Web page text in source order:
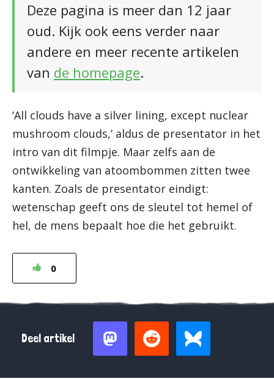
Deze pagina is meer dan 12 jaar
oud. Kijk ook eens verder naar
andere en meer recente artikelen
van de homepage.
‘All clouds have a silver lining, except nuclear
mushroom clouds,’ aldus de presentator in het
intro van dit filmpje. Maar zelfs aan de
ontwikkeling van atoombommen zitten twee
kanten. Zoals de presentator eindigt:
wetenschap geeft ons de sleutel tot hemel of
hel, de mens bepaalt hoe die het gebruikt.
0
Deel artikel